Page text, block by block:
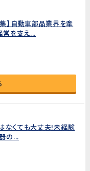
自動車部品業界を牽
営を支え...
なくても大丈夫!未経験
の...